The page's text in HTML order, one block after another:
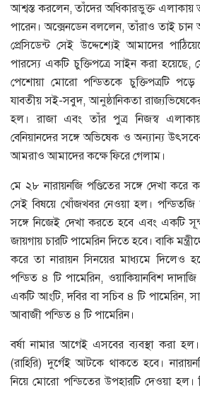
আশ্বস্ত করলেন, তাঁদের অধিকারভুক্ত এলাকায়
পারেন। অক্সেনডেন বললেন, তাঁরাও তাই চান
প্রেসিডেন্ট সেই উদ্দেশ্যেই আমাদের
পারস্যে একটি চুক্তিপত্রে সাইন করা হয়েছে,
পেশোয়া মোরো পন্ডিতকে চুক্তিপত্রটি
যাবতীয় সই-সবুদ, আনুষ্ঠানিকতা
হল। রাজা এবং তাঁর পুত্র নিজস্ব
বেনিয়ানদের সঙ্গে অভিষেক ও অন্যান্য
আমরাও আমাদের কক্ষে ফিরে গেলাম।
মে ২৮ নারায়নজি পণ্ডিতের সঙ্গে দেখা করে
সেই বিষয়ে খোঁজখবর নেওয়া হল।
সঙ্গে নিজেই দেখা করতে হবে এবং একটি
জায়গায় চারটি পামেরিন দিতে হবে। বাকি
করে তা নারায়ন সিনয়ের মাধ্যমে দিলেও
পন্ডিত ৪ টি পামেরিন, ওয়াকিয়ানবিশ
একটি আংটি, দবির বা সচিব ৪ টি পামেরিন,
আবাজী পন্ডিত ৪ টি পামেরিন।
বর্ষা নামার আগেই এসবের ব্যবস্থা করা
(রাহিরি) দুর্গেই আটকে থাকতে হবে।
নিয়ে মোরো পন্ডিতের উপহারটি দেওয়া হল।